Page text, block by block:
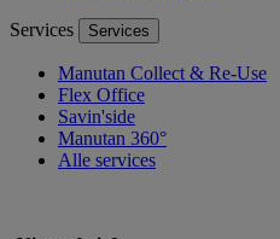
Services Services
Manutan Collect & Re-Use
Flex Office
Savin'side
Manutan 360°
Alle services